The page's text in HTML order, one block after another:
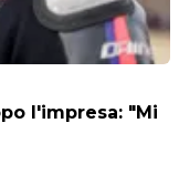
l'impresa: "Mi